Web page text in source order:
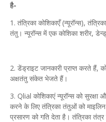
है-
1. तंत्रिका कोशिकाएँ (न्यूरॉन्स),
तंतु। न्यूरॉन्स में एक कोशिका शरीर,
2. डेंड्राइट जानकारी प्राप्त करते हैं,
अक्षतंतु संकेत भेजते हैं।
3. Qlial कोशिकाएं न्यूरॉन्स को सुरक्षा
करने के लिए तंत्रिका तंतुओं को माइलिन
प्रसारण को गति देता है। तंत्रिका